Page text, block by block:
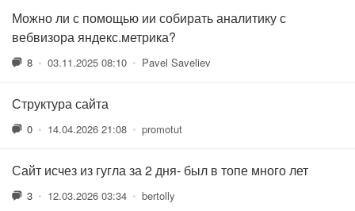
Можно ли с помощью ии собирать аналитику с
вебвизора яндекс.метрика?
8 • 03.11.2025 08:10 • Pavel Saveliev
Структура сайта
0 • 14.04.2026 21:08 • promotut
Сайт исчез из гугла за 2 дня- был в топе много лет
3 • 12.03.2026 03:34 • bertolly